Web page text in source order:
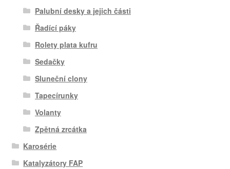
Palubní desky a jejich části
Řadící páky
Rolety plata kufru
Sedačky
Sluneční clony
Tapecírunky
Volanty
Zpětná zrcátka
Karosérie
Katalyzátory FAP